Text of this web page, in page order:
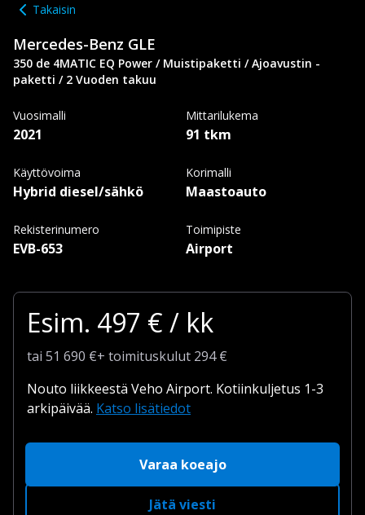
Takaisin
Mercedes-Benz GLE
350 de 4MATIC EQ Power / Muistipaketti / Ajoavustin -
paketti / 2 Vuoden takuu
Vuosimalli
2021
Mittarilukema
91 tkm
Käyttövoima
Hybrid diesel/sähkö
Korimalli
Maastoauto
Rekisterinumero
EVB-653
Toimipiste
Airport
Esim. 497 € / kk
tai 51 690 €+ toimituskulut 294 €
Nouto liikkeestä Veho Airport. Kotiinkuljetus 1-3
arkipäivää. Katso lisätiedot
Varaa koeajo
Jätä viesti